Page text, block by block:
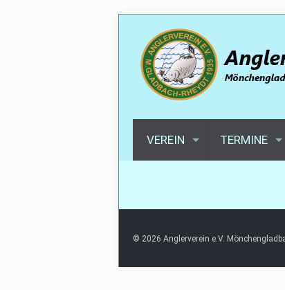
VEREIN TERMINE
© 2026 Anglerverein e.V.